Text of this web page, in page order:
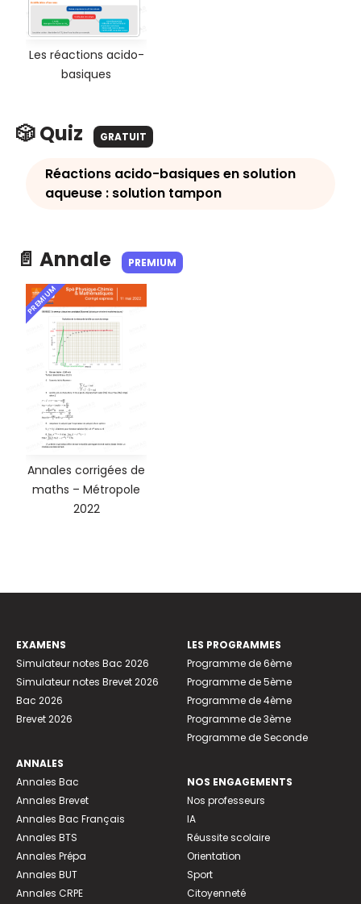
Les réactions acido-
basiques
🎲 Quiz GRATUIT
Réactions acido-basiques en solution
aqueuse : solution tampon
📄 Annale PREMIUM
PREMIUM
Annales corrigées de
maths – Métropole
2022
EXAMENS
Simulateur notes Bac 2026
Simulateur notes Brevet 2026
Bac 2026
Brevet 2026
ANNALES
Annales Bac
Annales Brevet
Annales Bac Français
Annales BTS
Annales Prépa
Annales BUT
Annales CRPE
LES PROGRAMMES
Programme de 6ème
Programme de 5ème
Programme de 4ème
Programme de 3ème
Programme de Seconde
NOS ENGAGEMENTS
Nos professeurs
IA
Réussite scolaire
Orientation
Sport
Citoyenneté